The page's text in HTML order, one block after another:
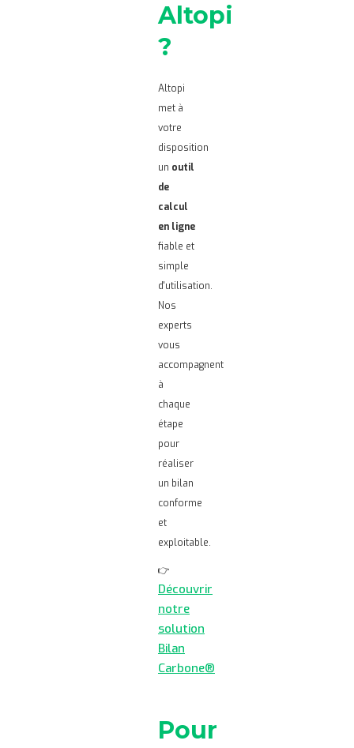
Altopi
?
Altopi
met à
votre
disposition
un outil
de
calcul
en ligne
fiable et
simple
d'utilisation.
Nos
experts
vous
accompagnent
à
chaque
étape
pour
réaliser
un bilan
conforme
et
exploitable.
👉
Découvrir
notre
solution
Bilan
Carbone®
Pour